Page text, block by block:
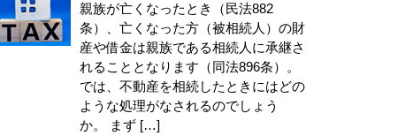
親族が亡くなったとき（民法882
条）、亡くなった方（被相続人）の財
産や借金は親族である相続人に承継さ
れることとなります（同法896条）。
では、不動産を相続したときにはどの
ような処理がなされるのでしょう
か。 まず […]